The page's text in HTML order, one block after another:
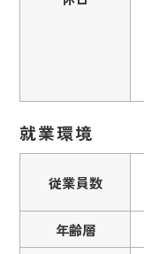
就業環境
従業員数
年齢層